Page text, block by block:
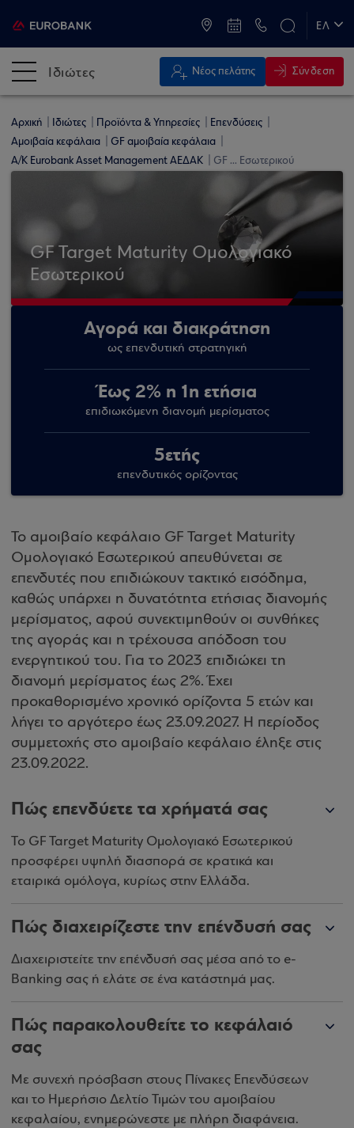
ΕΛ
Ιδιώτες Νέος πελάτης Σύνδεση
Αρχική Ιδιώτες Προϊόντα & Υπηρεσίες
Επενδύσεις
Αμοιβαία κεφάλαια
GF αμοιβαία κεφάλαια
Α/Κ Eurobank Asset Management ΑΕΔΑΚ
GF ... Εσωτερικού
GF Target Maturity Ομολογιακό
Εσωτερικού
Αγορά και διακράτηση
ως επενδυτική στρατηγική
Έως 2% η 1η ετήσια
επιδιωκόμενη διανομή μερίσματος
5ετής
επενδυτικός ορίζοντας
Το αμοιβαίο κεφάλαιο GF Target Maturity
Ομολογιακό Εσωτερικού απευθύνεται σε
επενδυτές που επιδιώκουν τακτικό εισόδημα,
καθώς υπάρχει η δυνατότητα ετήσιας διανομής
μερίσματος, αφού συνεκτιμηθούν οι συνθήκες
της αγοράς και η τρέχουσα απόδοση του
ενεργητικού του. Για το 2023 επιδιώκει τη
διανομή μερίσματος έως 2%. Έχει
προκαθορισμένο χρονικό ορίζοντα 5 ετών και
λήγει το αργότερο έως 23.09.2027. Η περίοδος
συμμετοχής στο αμοιβαίο κεφάλαιο έληξε στις
23.09.2022.
Πώς επενδύετε τα χρήματά σας
Το GF Target Maturity Ομολογιακό Εσωτερικού
προσφέρει υψηλή διασπορά σε κρατικά και
εταιρικά ομόλογα, κυρίως στην Ελλάδα.
Πώς διαχειρίζεστε την επένδυσή σας
Διαχειριστείτε την επένδυσή σας μέσα από το e-
Banking σας ή ελάτε σε ένα κατάστημά μας.
Πώς παρακολουθείτε το κεφάλαιό
σας
Με συνεχή πρόσβαση στους Πίνακες Επενδύσεων
και το Ημερήσιο Δελτίο Τιμών του αμοιβαίου
κεφαλαίου, ενημερώνεστε με πλήρη διαφάνεια.